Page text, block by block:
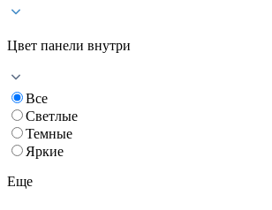
Цвет панели внутри
Все
Светлые
Темные
Яркие
Еще